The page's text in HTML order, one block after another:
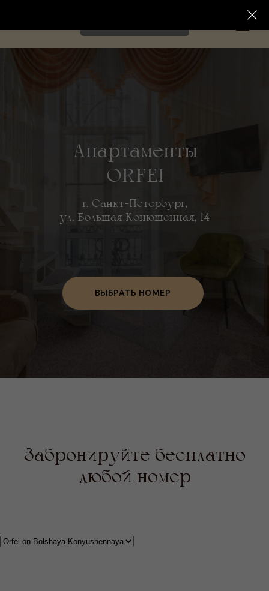
Апартаменты
ORFEI
ВЫБРАТЬ НОМЕР
г. Санкт-Петербург,
ул. Большая Конюшенная, 14
Забронируйте бесплатно
любой номер